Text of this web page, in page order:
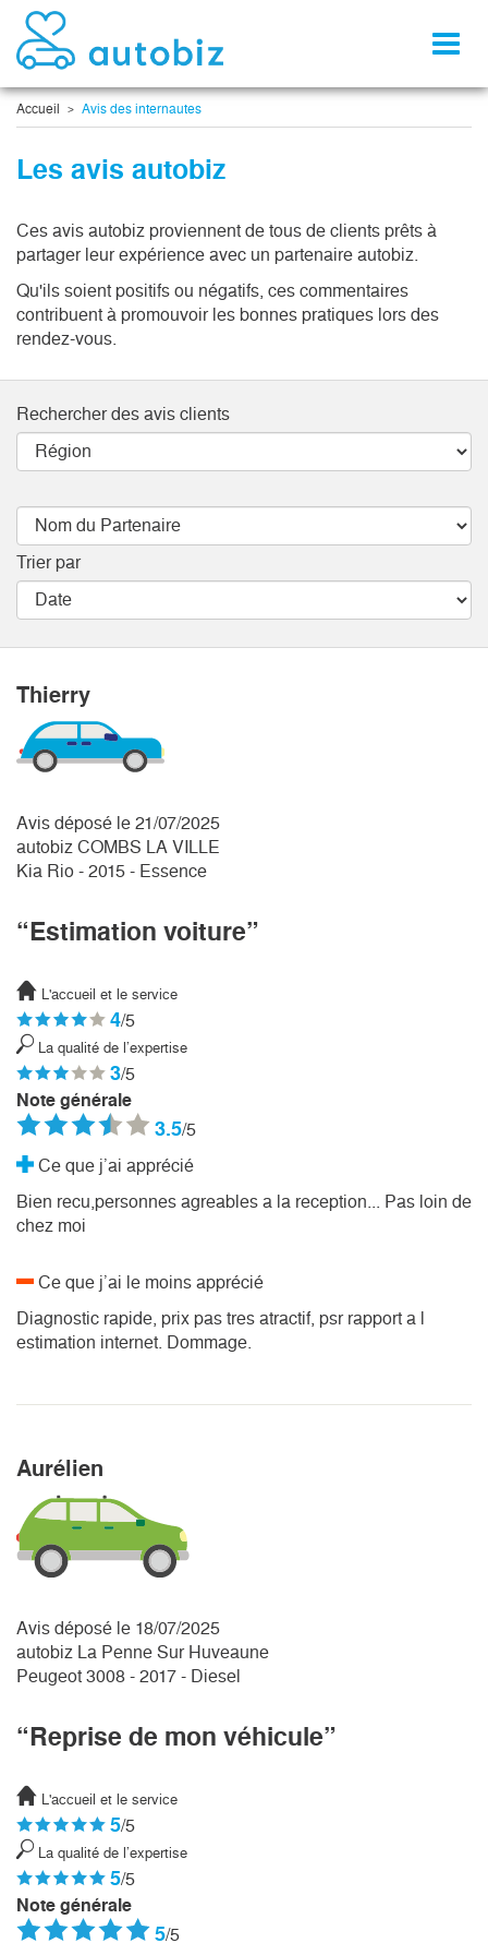
Accueil Avis des internautes
Les avis autobiz
Ces avis autobiz proviennent de tous de clients prêts à
partager leur expérience avec un partenaire autobiz.
Qu'ils soient positifs ou négatifs, ces commentaires
contribuent à promouvoir les bonnes pratiques lors des
rendez-vous.
Rechercher des avis clients
Trier par
Thierry
Avis déposé le 21/07/2025
autobiz COMBS LA VILLE
Kia Rio - 2015 - Essence
“Estimation voiture”
L'accueil et le service
4/5
La qualité de l’expertise
3/5
Note générale
3.5/5
Ce que j’ai apprécié
Bien recu,personnes agreables a la reception... Pas loin de
chez moi
Ce que j’ai le moins apprécié
Diagnostic rapide, prix pas tres atractif, psr rapport a l
estimation internet. Dommage.
Aurélien
Avis déposé le 18/07/2025
autobiz La Penne Sur Huveaune
Peugeot 3008 - 2017 - Diesel
“Reprise de mon véhicule”
L'accueil et le service
5/5
La qualité de l’expertise
5/5
Note générale
5/5